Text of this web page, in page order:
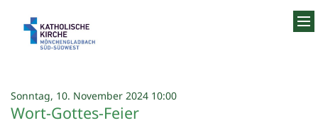
Sonntag, 10. November 2024 10:00:
Wort-Gottes-Feier